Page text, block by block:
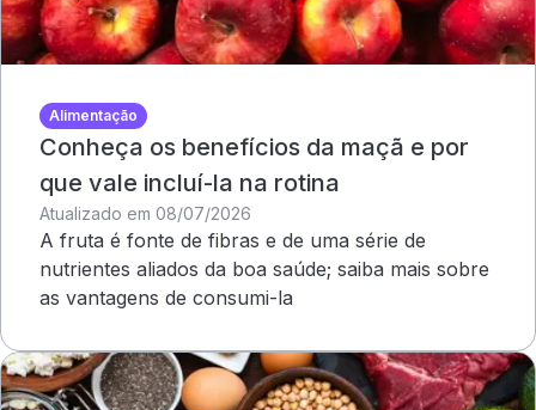
Alimentação
Conheça os benefícios da maçã e por
que vale incluí-la na rotina
Atualizado em 08/07/2026
A fruta é fonte de fibras e de uma série de
nutrientes aliados da boa saúde; saiba mais sobre
as vantagens de consumi-la